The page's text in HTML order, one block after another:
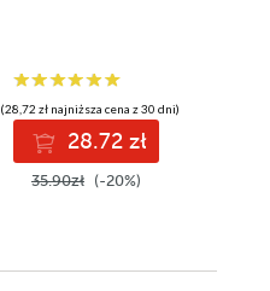
(28,72 zł najniższa cena z 30 dni)
28.72 zł
35.90zł (-20%)